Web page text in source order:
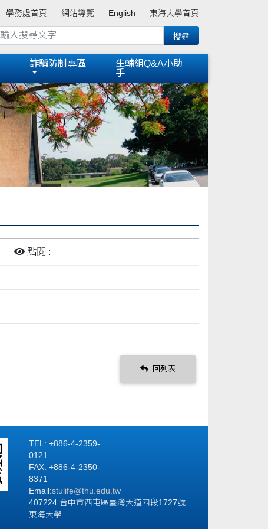
學務處首頁 網站導覽 English 東海大學首頁
詐騙防制專區
生輔組Q&A小助
手
點閱 :
回列表
TEL: +886-4-2359-
0121
FAX: +886-4-2350-
8371
Email:stulife@thu.edu.tw
407224 台中市西屯區臺灣大道四段1727號
東海大學